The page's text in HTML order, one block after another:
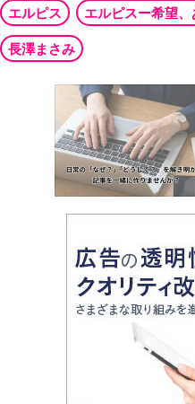
エルピス
エルピスー希望
長澤まさみ